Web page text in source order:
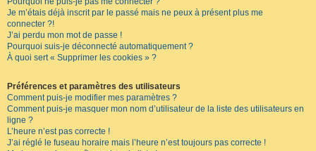
Je m’étais déjà inscrit par le passé mais ne peux à présent plus me
connecter ?!
J’ai perdu mon mot de passe !
Pourquoi suis-je déconnecté automatiquement ?
À quoi sert « Supprimer les cookies » ?
Préférences et paramètres des utilisateurs
Comment puis-je modifier mes paramètres ?
Comment puis-je masquer mon nom d’utilisateur de la liste des utilisateurs en
ligne ?
L’heure n’est pas correcte !
J’ai réglé le fuseau horaire mais l’heure n’est toujours pas correcte !